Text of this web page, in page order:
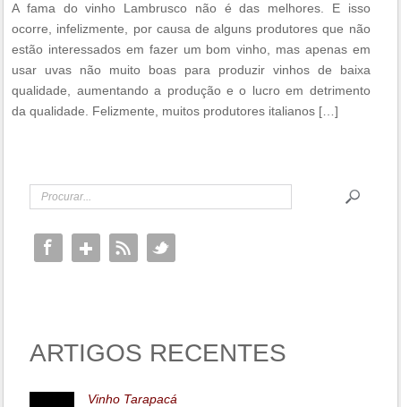
A fama do vinho Lambrusco não é das melhores. E isso
ocorre, infelizmente, por causa de alguns produtores que não
estão interessados em fazer um bom vinho, mas apenas em
usar uvas não muito boas para produzir vinhos de baixa
qualidade, aumentando a produção e o lucro em detrimento
da qualidade. Felizmente, muitos produtores italianos […]
ARTIGOS RECENTES
Vinho Tarapacá